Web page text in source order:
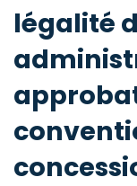
légalité